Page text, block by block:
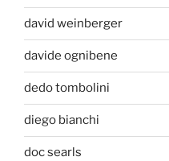
david weinberger
davide ognibene
dedo tombolini
diego bianchi
doc searls